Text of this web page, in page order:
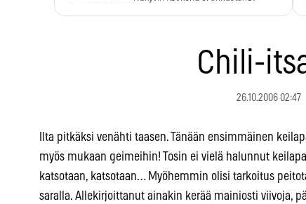
Chili-
26.10.2006 02:47
Ilta pitkäksi venähti taasen. Tänään ensimmäinen
myös mukaan geimeihin! Tosin ei vielä halunnut
katsotaan, katsotaan… Myöhemmin olisi tarkoitus
saralla. Allekirjoittanut ainakin kerää mainiosti viivoja,